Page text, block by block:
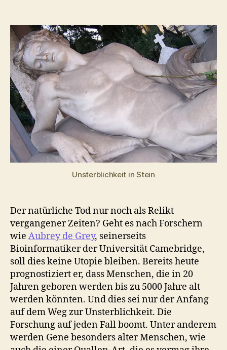
von
Unsterblichkeit in Stein
Der natürliche Tod nur noch als Relikt
vergangener Zeiten? Geht es nach Forschern
wie Aubrey de Grey, seinerseits
Bioinformatiker der Universität Camebridge,
soll dies keine Utopie bleiben. Bereits heute
prognostiziert er, dass Menschen, die in 20
Jahren geboren werden bis zu 5000 Jahre alt
werden könnten. Und dies sei nur der Anfang
auf dem Weg zur Unsterblichkeit. Die
Forschung auf jeden Fall boomt. Unter anderem
werden Gene besonders alter Menschen, wie